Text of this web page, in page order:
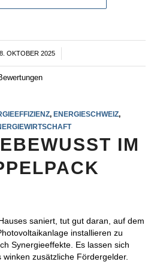
OKTOBER 2025
/
, ENERGIESCHWEIZ,
IM
saniert, tut gut daran, auf dem
installieren zu
Synergieeffekte. Es lassen sich
winken zusätzliche Fördergelder.